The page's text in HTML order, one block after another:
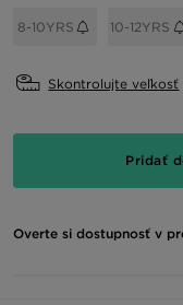
8-10YRS 10-12YRS
Skontrolujte veľkosť
Pridať
Overte si dostupnosť v